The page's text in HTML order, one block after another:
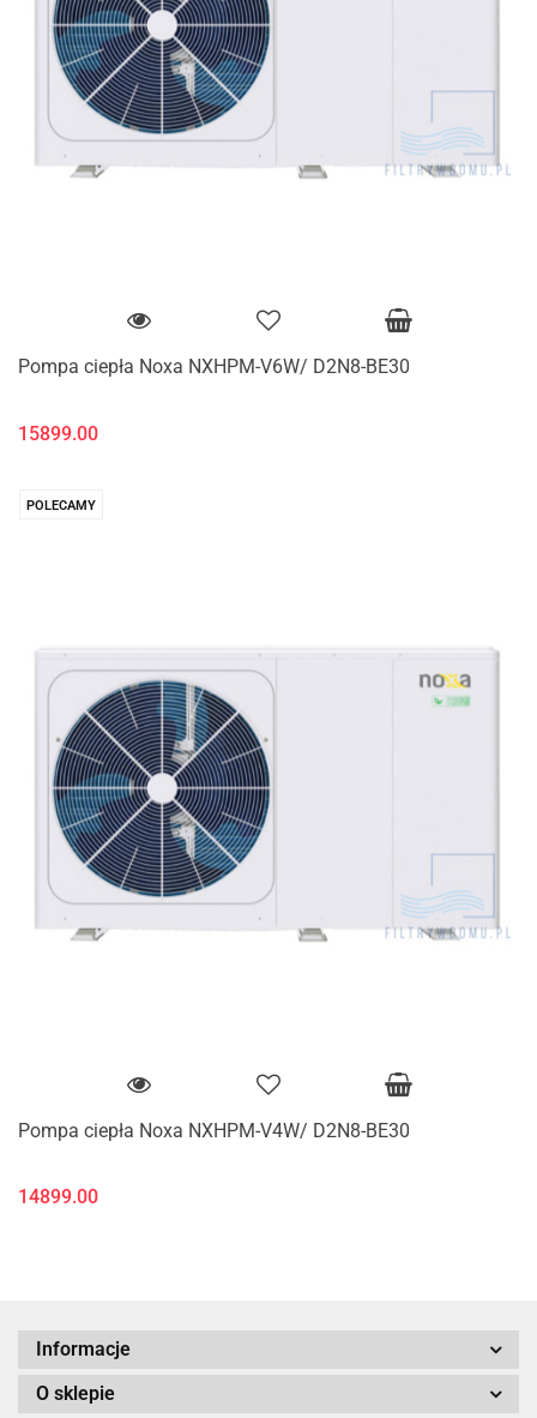
Pompa ciepła Noxa NXHPM-V6W/ D2N8-BE30
15899.00
POLECAMY
Pompa ciepła Noxa NXHPM-V4W/ D2N8-BE30
14899.00
Informacje
O sklepie